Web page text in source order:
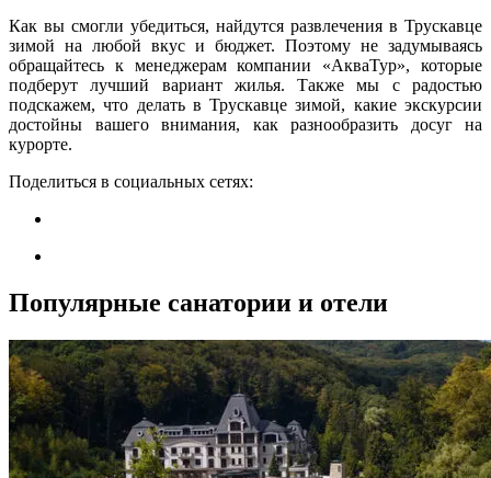
Как вы смогли убедиться, найдутся развлечения в Трускавце
зимой на любой вкус и бюджет. Поэтому не задумываясь
обращайтесь к менеджерам компании «АкваТур», которые
подберут лучший вариант жилья. Также мы с радостью
подскажем, что делать в Трускавце зимой, какие экскурсии
достойны вашего внимания, как разнообразить досуг на
курорте.
Поделиться в социальных сетях:
Популярные санатории и отели